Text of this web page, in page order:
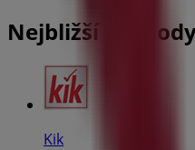
Nejbližší
Kik